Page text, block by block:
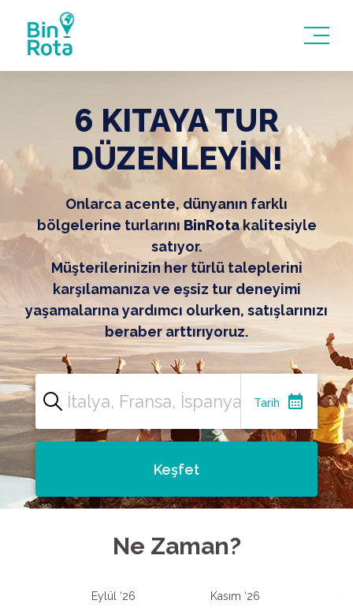
6 KITAYA TUR
DÜZENLEYİN!
Onlarca acente, dünyanın farklı
bölgelerine turlarını BinRotakalitesiyle
satıyor.
Müşterilerinizin her türlü taleplerini
karşılamanıza ve eşsiz tur deneyimi
yaşamalarına yardımcı olurken, satışlarınızı
beraber arttırıyoruz.
Tarih calendar_month
Keşfet
Ne Zaman?
Eylül ‘26 Kasım ‘26